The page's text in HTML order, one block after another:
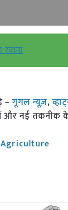
–गूगल न्यूज़,
और नई तकनीक